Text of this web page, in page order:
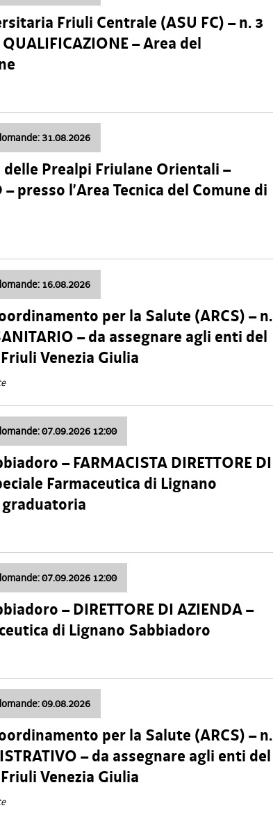
Friuli Centrale (ASU FC) – n. 3
– Area del
31.08.2026
Prealpi Friulane Orientali –
presso l’Area Tecnica del Comune di
16.08.2026
per la Salute (ARCS) – n.
– da assegnare agli enti del
Venezia Giulia
07.09.2026 12:00
– FARMACISTA DIRETTORE DI
Farmaceutica di Lignano
graduatoria
07.09.2026 12:00
– DIRETTORE DI AZIENDA –
di Lignano Sabbiadoro
09.08.2026
per la Salute (ARCS) – n.
– da assegnare agli enti del
Venezia Giulia